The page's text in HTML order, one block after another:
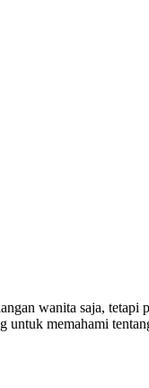
wanita saja,
untuk memahami